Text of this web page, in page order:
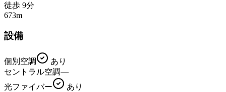
徒歩 9分
673m
設備
個別空調
あり
セントラル空調—
光ファイバー
あり